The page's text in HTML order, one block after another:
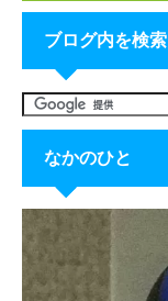
ブログ内を検索
なかのひと